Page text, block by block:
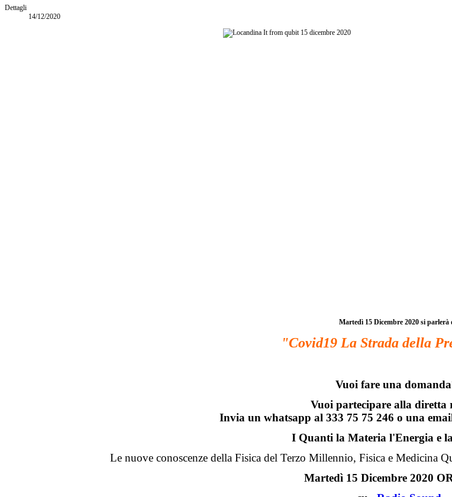
Dettagli
14/12/2020
Martedì 15 Dicembre 2020 si parlerà
"Covid19 La Strada della
Vuoi fare una
Vuoi partecipare alla diretta
Invia un whatsapp al 333 75 75 246 o una
I Quanti la Materia l'Energia e
Le nuove conoscenze della Fisica del Terzo Millennio, Fisica e Medicina
Martedì 15 Dicembre 2020